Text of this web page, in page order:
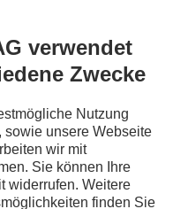
Truckerinnen und